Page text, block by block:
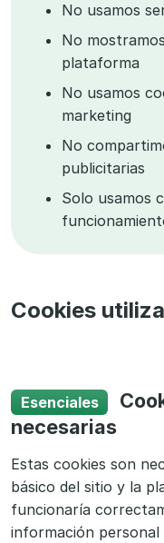
No usamos
No
plataforma
No usamos
marketing
No
publicitarias
Solo usamos
Cookies
Esenciales
necesarias
Estas cookies son
básico del sitio y la
funcionaría
información